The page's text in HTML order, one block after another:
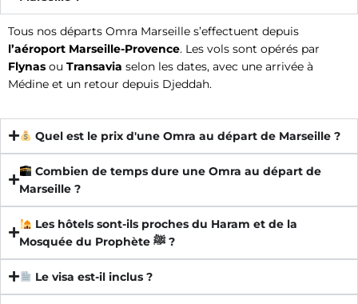
Tous nos départs Omra Marseille s’effectuent depuis
l’aéroport Marseille-Provence. Les vols sont opérés par
Flynas ou Transavia selon les dates, avec une arrivée à
Médine et un retour depuis Djeddah.
Quel est le prix d'une Omra au départ de Marseille ?
Combien de temps dure une Omra au départ de
Marseille ?
Les hôtels sont-ils proches du Haram et de la
Mosquée du Prophète ﷺ ?
Le visa est-il inclus ?